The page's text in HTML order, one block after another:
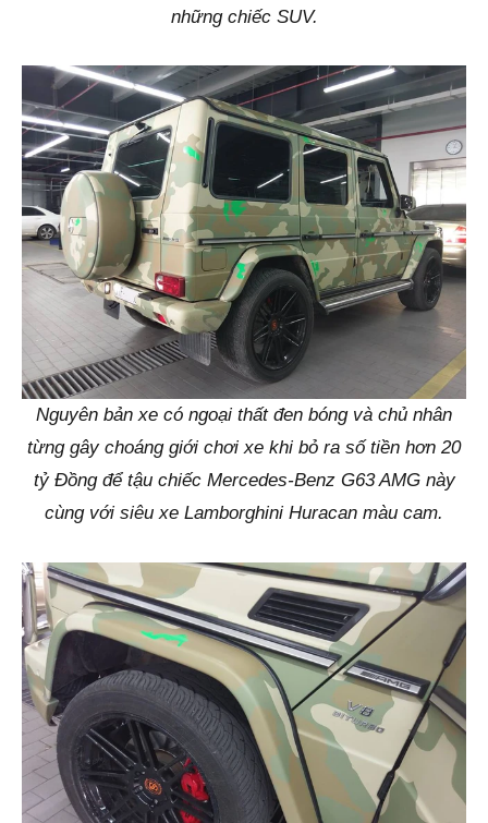
những chiếc SUV.
Nguyên bản xe có ngoại thất đen bóng và chủ nhân
từng gây choáng giới chơi xe khi bỏ ra số tiền hơn 20
tỷ Đồng để tậu chiếc Mercedes-Benz G63 AMG này
cùng với siêu xe Lamborghini Huracan màu cam.